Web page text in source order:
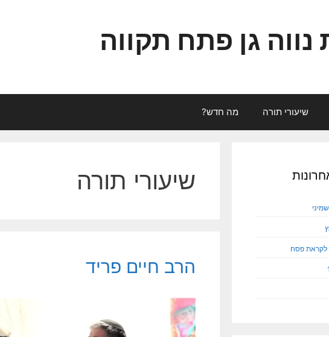
נווה גן פתח תקווה
שיעורי תורה מה חדש?
שיעורי תורה
הרב חיים פריד
לקראת פסח